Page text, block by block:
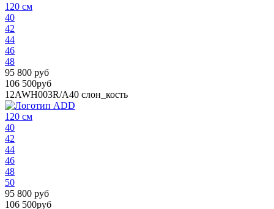
120 см
40
42
44
46
48
95 800 руб
106 500руб
12AWH003R/A40 слон_кость
120 см
40
42
44
46
48
50
95 800 руб
106 500руб